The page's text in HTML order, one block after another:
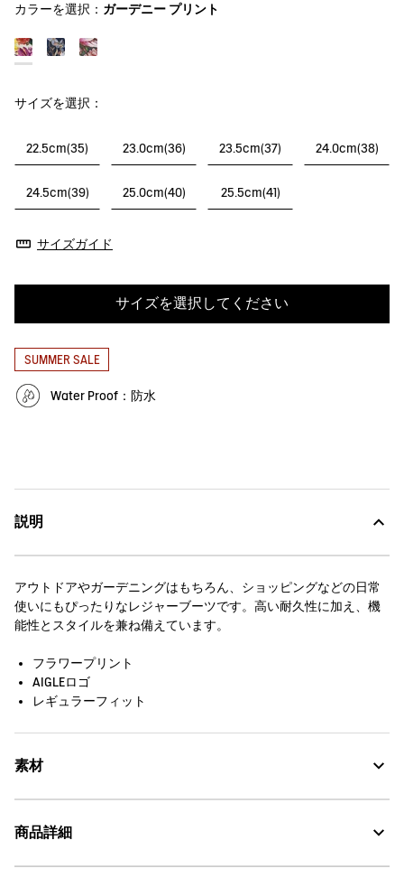
カラーを選択： ガーデニー プリント
サイズを選択：
22.5cm(35) 23.0cm(36) 23.5cm(37) 24.0cm(38)
24.5cm(39) 25.0cm(40) 25.5cm(41)
サイズガイド
サイズを選択してください
SUMMER SALE
Water Proof：防水
説明
アウトドアやガーデニングはもちろん、ショッピングなどの日常
使いにもぴったりなレジャーブーツです。高い耐久性に加え、機
能性とスタイルを兼ね備えています。
フラワープリント
AIGLEロゴ
レギュラーフィット
素材
アッパー: 防水性と耐久性に優れた天然ゴム素材 ライニング: ポリ
商品詳細